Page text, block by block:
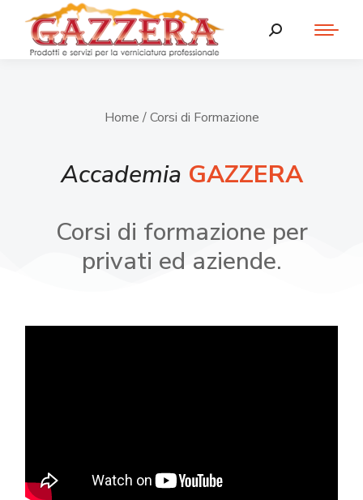
Home / Corsi di Formazione
Accademia GAZZERA
Corsi di formazione per
privati ed aziende.